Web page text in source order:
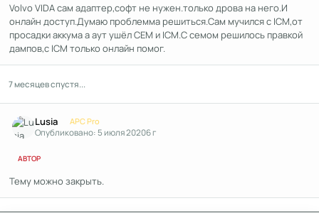
Volvo VIDA сам адаптер,софт не нужен.только дрова на него.И
онлайн доступ.Думаю проблемма решиться.Сам мучился с ICM,от
просадки аккума а аут ушёл CEM и ICM.С семом решилось правкой
дампов,с ICM только онлайн помог.
7 месяцев спустя...
Lusia APC Pro
Опубликовано:5 июля 20206 г
АВТОР
Тему можно закрыть.